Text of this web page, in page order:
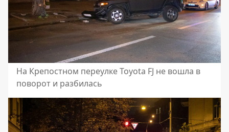
На Крепостном переулке Toyota FJ не вошла в
поворот и разбилась